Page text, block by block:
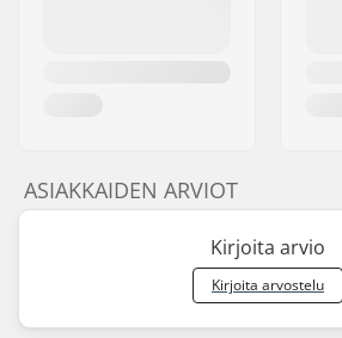
ASIAKKAIDEN ARVIOT
Kirjoita arvio
Kirjoita arvostelu